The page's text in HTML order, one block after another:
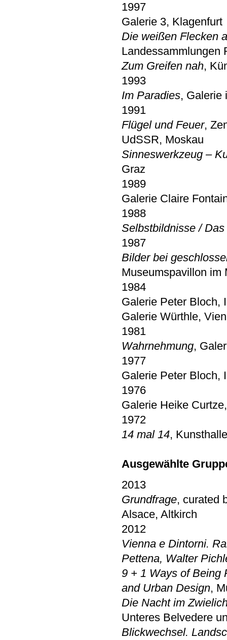
1997
Galerie 3, Klagenfurt
Die weißen Flecken
Landessammlungen
Zum Greifen nah,
1993
Im Paradies, Galerie
1991
Flügel und Feuer,
UdSSR, Moskau
Sinneswerkzeug –
Graz
1989
Galerie Claire
1988
Selbstbildnisse /
1987
Bilder bei
Museumspavillon im
1984
Galerie Peter Bloch,
Galerie Würthle,
1981
Wahrnehmung,
1977
Galerie Peter Bloch,
1976
Galerie Heike
1972
14 mal 14,
Ausgewählte
2013
Grundfrage, curated
Alsace, Altkirch
2012
Vienna e Dintorni.
Pettena, Walter
9 + 1 Ways of Being
and Urban Design,
Die Nacht im
Unteres Belvedere
Blickwechsel.